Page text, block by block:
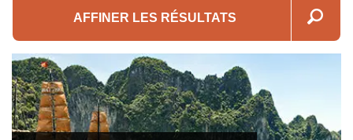
AFFINER LES RÉSULTATS